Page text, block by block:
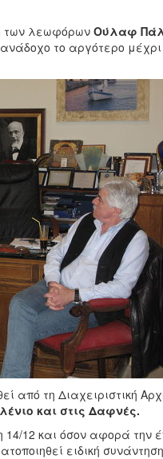
των λεωφόρων Ούλαφ
το αργότερο μέχρι
από τη Διαχειριστική
και στις Δαφνές.
14/12 και όσον αφορά την
ειδική